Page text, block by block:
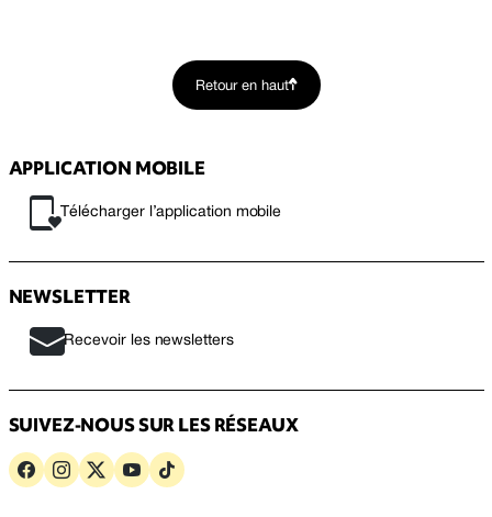
Retour en haut
APPLICATION MOBILE
Télécharger l’application mobile
NEWSLETTER
Recevoir les newsletters
SUIVEZ-NOUS SUR LES RÉSEAUX